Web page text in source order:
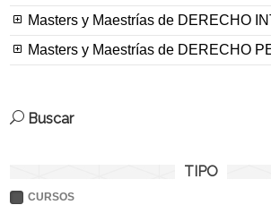
Masters y Maestrías de DERECHO
Masters y Maestrías de DERECHO
Buscar
TIPO
CURSOS